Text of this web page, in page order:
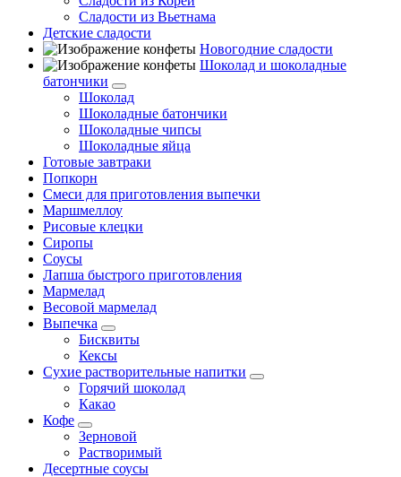
Сладости из Вьетнама
Детские сладости
Новогодние сладости
Шоколад и шоколадные
батончики
Шоколад
Шоколадные батончики
Шоколадные чипсы
Шоколадные яйца
Готовые завтраки
Попкорн
Смеси для приготовления выпечки
Маршмеллоу
Рисовые клецки
Сиропы
Соусы
Лапша быстрого приготовления
Мармелад
Весовой мармелад
Выпечка
Бисквиты
Кексы
Сухие растворительные напитки
Горячий шоколад
Какао
Кофе
Зерновой
Растворимый
Десертные соусы